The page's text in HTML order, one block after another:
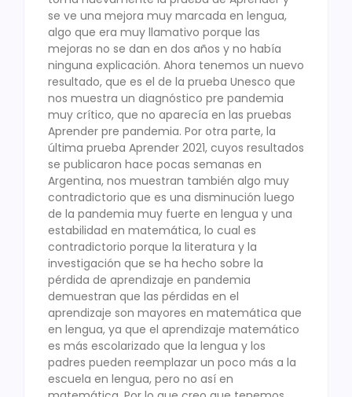
se ve una mejora muy marcada en lengua,
algo que era muy llamativo porque las
mejoras no se dan en dos años y no había
ninguna explicación. Ahora tenemos un nuevo
resultado, que es el de la prueba Unesco que
nos muestra un diagnóstico pre pandemia
muy crítico, que no aparecía en las pruebas
Aprender pre pandemia. Por otra parte, la
última prueba Aprender 2021, cuyos resultados
se publicaron hace pocas semanas en
Argentina, nos muestran también algo muy
contradictorio que es una disminución luego
de la pandemia muy fuerte en lengua y una
estabilidad en matemática, lo cual es
contradictorio porque la literatura y la
investigación que se ha hecho sobre la
pérdida de aprendizaje en pandemia
demuestran que las pérdidas en el
aprendizaje son mayores en matemática que
en lengua, ya que el aprendizaje matemático
es más escolarizado que la lengua y los
padres pueden reemplazar un poco más a la
escuela en lengua, pero no así en